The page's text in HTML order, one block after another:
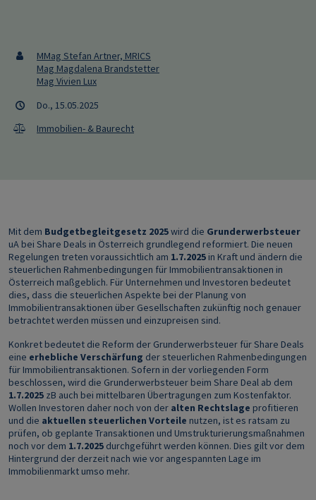
MMag Stefan Artner, MRICS
Mag Magdalena Brandstetter
Mag Vivien Lux
Do., 15.05.2025
Immobilien- & Baurecht
Mit dem Budgetbegleitgesetz 2025wird die Grunderwerbsteuer
uA bei Share Deals in Österreich grundlegend reformiert. Die neuen
Regelungen treten voraussichtlich am 1.7.2025 in Kraft und ändern die
steuerlichen Rahmenbedingungen für Immobilientransaktionen in
Österreich maßgeblich. Für Unternehmen und Investoren bedeutet
dies, dass die steuerlichen Aspekte bei der Planung von
Immobilientransaktionen über Gesellschaften zukünftig noch genauer
betrachtet werden müssen und einzupreisen sind.
Konkret bedeutet die Reform der Grunderwerbsteuer für Share Deals
eine erhebliche Verschärfung der steuerlichen Rahmenbedingungen
für Immobilientransaktionen. Sofern in der vorliegenden Form
beschlossen, wird die Grunderwerbsteuer beim Share Deal ab dem
1.7.2025 zB auch bei mittelbaren Übertragungen zum Kostenfaktor.
Wollen Investoren daher noch von der alten Rechtslage profitieren
und die aktuellen steuerlichen Vorteile nutzen, ist es ratsam zu
prüfen, ob geplante Transaktionen und Umstrukturierungsmaßnahmen
noch vor dem 1.7.2025 durchgeführt werden können. Dies gilt vor dem
Hintergrund der derzeit nach wie vor angespannten Lage im
Immobilienmarkt umso mehr.